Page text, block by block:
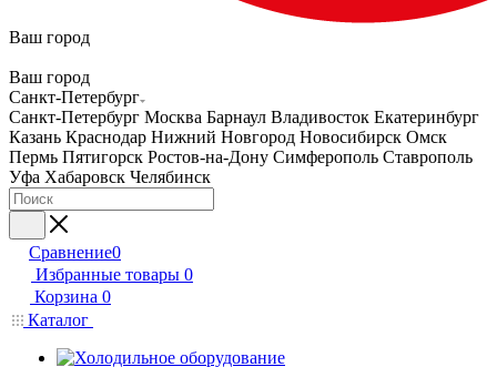
Ваш город
Ваш город
Санкт-Петербург
Санкт-Петербург Москва Барнаул Владивосток Екатеринбург
Казань Краснодар Нижний Новгород Новосибирск Омск
Пермь Пятигорск Ростов-на-Дону Симферополь Ставрополь
Уфа Хабаровск Челябинск
Сравнение0
Избранные товары 0
Корзина 0
Каталог